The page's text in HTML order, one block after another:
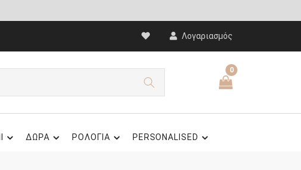
Λογαριασμός
0
ΔΩΡΑ ΡΟΛΟΓΙΑ PERSONALISED